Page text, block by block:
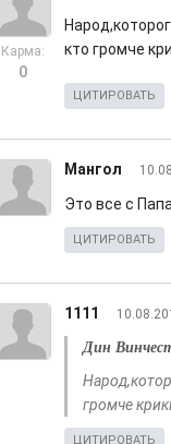
Карма:
0
кто громче
ЦИТИРОВАТЬ
Мангол
Это все с
ЦИТИРОВАТЬ
1111
Дин
громче
ЦИТИРОВАТЬ